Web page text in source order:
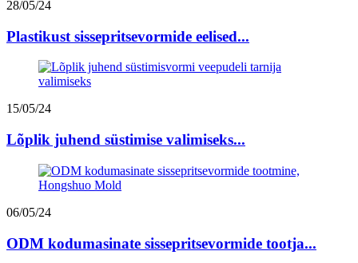
28/05/24
Plastikust sissepritsevormide eelised...
15/05/24
Lõplik juhend süstimise valimiseks...
06/05/24
ODM kodumasinate sissepritsevormide tootja...